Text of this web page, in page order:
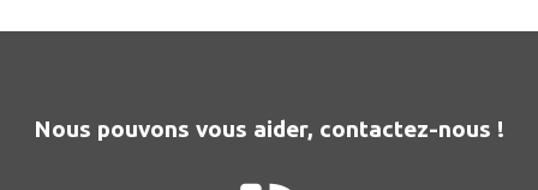
Nous pouvons vous aider, contactez-nous !